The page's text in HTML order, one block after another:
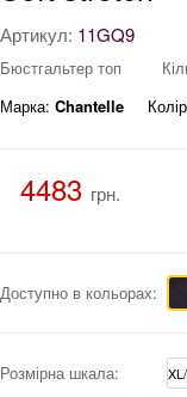
Артикул: 11GQ9
Бюстгальтер топ
Марка: Chantelle
4483 грн.
Доступно в кольорах:
Розмірна шкала: